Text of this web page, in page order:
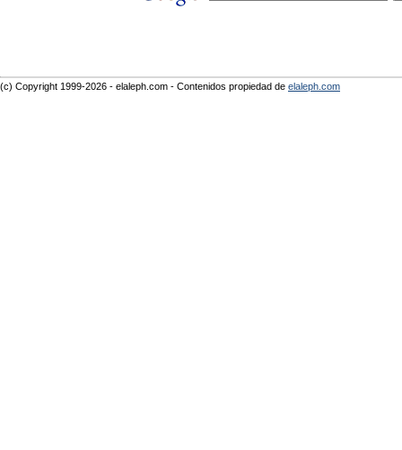
(c) Copyright 1999-2026 - elaleph.com - Contenidos propiedad de elaleph.com